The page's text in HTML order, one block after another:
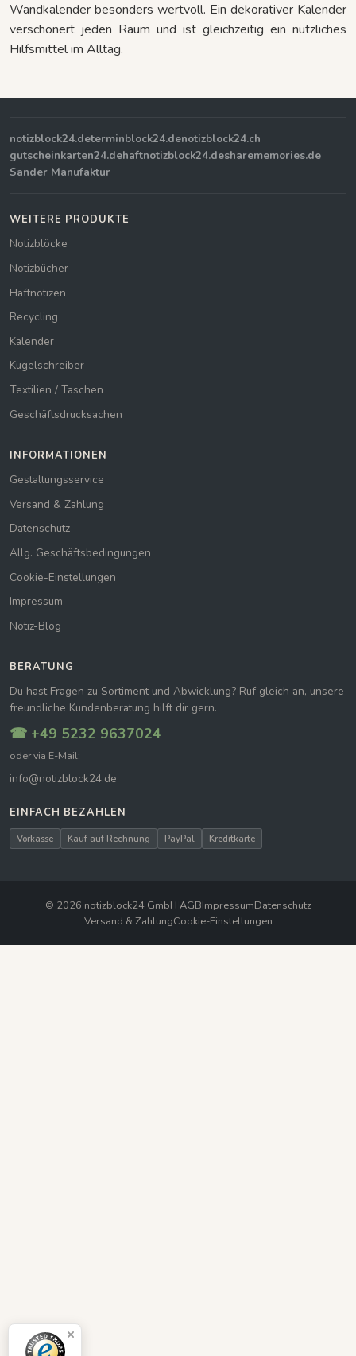
Wandkalender besonders wertvoll. Ein dekorativer Kalender
verschönert jeden Raum und ist gleichzeitig ein nützliches
Hilfsmittel im Alltag.
notizblock24.determinblock24.denotizblock24.ch
gutscheinkarten24.dehaftnotizblock24.desharememories.de
Sander Manufaktur
WEITERE PRODUKTE
Notizblöcke
Notizbücher
Haftnotizen
Recycling
Kalender
Kugelschreiber
Textilien / Taschen
Geschäftsdrucksachen
INFORMATIONEN
Gestaltungsservice
Versand & Zahlung
Datenschutz
Allg. Geschäftsbedingungen
Cookie-Einstellungen
Impressum
Notiz-Blog
BERATUNG
Du hast Fragen zu Sortiment und Abwicklung? Ruf gleich an, unsere
freundliche Kundenberatung hilft dir gern.
☎ +49 5232 9637024
oder via E-Mail:
info@notizblock24.de
EINFACH BEZAHLEN
Vorkasse Kauf auf Rechnung PayPal Kreditkarte
© 2026 notizblock24 GmbH AGBImpressumDatenschutz
Versand & ZahlungCookie-Einstellungen